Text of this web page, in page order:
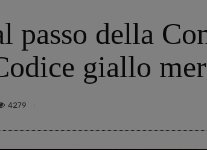
passo della
giallo
4279